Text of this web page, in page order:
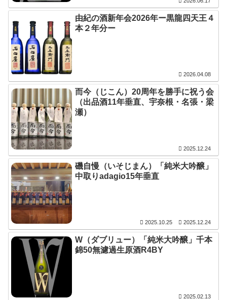
由紀の酒新年会2026年ー黒龍四天王４
本２年分ー
2026.04.08
而今（じこん）20周年を勝手に祝う会
（出品酒11年垂直、宇奈根・名張・梁
瀬）
2025.12.24
磯自慢（いそじまん）「純米大吟醸」
中取りadagio15年垂直
2025.10.25 2025.12.24
W（ダブリュー）「純米大吟醸」千本
錦50無濾過生原酒R4BY
2025.02.13